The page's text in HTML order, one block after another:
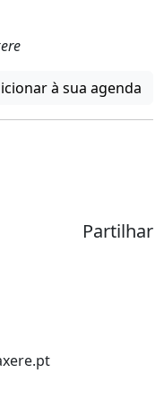
à sua agenda
Partilhar